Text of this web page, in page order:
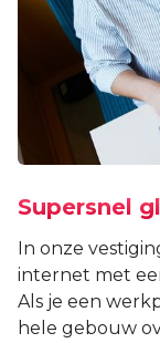
Supersnel
In onze
internet met
Als je een
hele gebouw